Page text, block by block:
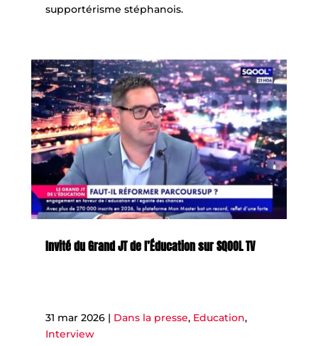
supportérisme stéphanois.
Invité du Grand JT de l’Éducation sur SQOOL TV
31 mar 2026| Dans la presse, Education,
Interview